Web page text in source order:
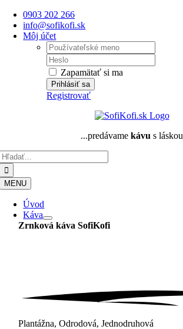
Skip
content
0903 202 266
info@sofikofi.sk
Môj účet
Username:
Password:
Zapamätať si ma
Registrovať
...predávame kávu s láskou
MENU
Úvod
Káva
Zrnková káva SofiKofi
Plantážna, Odrodová, Jednodruhová